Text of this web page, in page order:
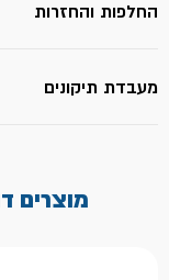
החלפות והחזרות
מעבדת תיקונים
מוצרים